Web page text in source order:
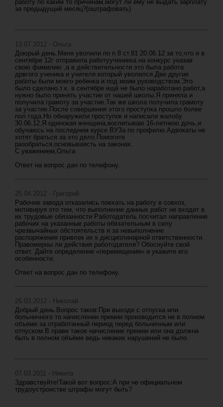
работу по каким то причинам,могут ли ему не выдать зарплату
за предыдущий месяц?(оштрафовать)
13.07.2012 - Ольга
Доюрый день.Меня уволили по п 8 ст.81 20.06.12 за то,что я в
сентябре 12г отправила работуученикка на конкурс указав
свою фимилию ,а в действительности это была работа
дрвгого ученика и учителя.который уволился.Две другие
работы были моего ребенка и под моим руководством.Это
было сделано.т.к. в сентябре ещё не было наработано работ,а
нужно было принять участие от нашей школы.Я приняла и
получила грамоту за участие.Так же школа получила грамоту
за участие.После совершения этого проступка прошло более
пол года.Но обнаружили проступок и написали жалобу
30.06.12.Я одинокая женщина,воспитываю 16-летнюю дочь,и
обучаюсь на последнем курсе ВУЗа по профилю.Адвокаты не
хотят браться за это дело.Помогите
разобраться,основываясть на законах.
С уважением,Ольга
Ответ на вопрос дан по телефону.
25.04.2012 - Григорий
Рабочие завода отказались поехать на работу в совхоз,
мотивируя это тем, что выполнение данных работ не входит в
их трудовые обязанности Работодатель посчитал направление
рабочих на указанные работы обязательным в силу
чрезвычайных обстоятельств и за невыполнение
распоряжения привлек их к дисциплинарной ответственности.
Правомерны ли действия работодателя? Обоснуйте свой
ответ. Дайте определение «перемещения» и укажите его
особенности.
Ответ на вопрос дан по телефону.
26.03.2012 - Николай
Добрый день.Вопрос таков:При выходе с отпуска или
больничного то начислении премии производится не в полном
объеме за отработанный период перед больничным или
отпуском.В праве такое начисление премии или она должна
быть в полном объёме ведь никаких нарушений не было.
07.03.2011 - Никита
Здравствуйте!Такой вот вопрос:А при не официальном
трудоустроистве штрафы могут быть?